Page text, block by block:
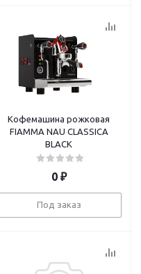
Кофемашина рожковая
FIAMMA NAU CLASSICA
BLACK
0₽
Под заказ